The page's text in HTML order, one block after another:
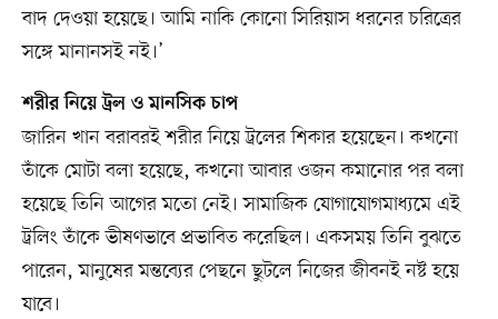
বাদ দেওয়া হয়েছে। আমি নাকি কোনো সিরিয়াস ধরনের চরিত্রের
সঙ্গে মানানসই নই।’
শরীর নিয়ে ট্রল ও মানসিক চাপ
জারিন খান বরাবরই শরীর নিয়ে ট্রলের শিকার হয়েছেন। কখনো
তাঁকে মোটা বলা হয়েছে, কখনো আবার ওজন কমানোর পর বলা
হয়েছে তিনি আগের মতো নেই। সামাজিক যোগাযোগমাধ্যমে এই
ট্রলিং তাঁকে ভীষণভাবে প্রভাবিত করেছিল। একসময় তিনি বুঝতে
পারেন, মানুষের মন্তব্যের পেছনে ছুটলে নিজের জীবনই নষ্ট হয়ে
যাবে।